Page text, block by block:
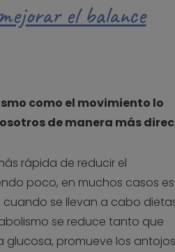
el balance
como el movimiento lo
de manera más
rápida de reducir el
poco, en muchos casos
se llevan a cabo
se reduce tanto que
glucosa, promueve los